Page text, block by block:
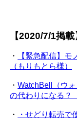
【2020/7/1掲
・
【緊急配信】モ
（もりもとら様）
・ WatchBell（ウ
の代わりになる？
・
・せどり転売で